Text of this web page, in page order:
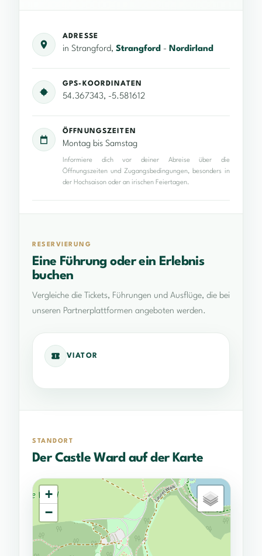
ADRESSE
in Strangford, Strangford - Nordirland
GPS-KOORDINATEN
54.367343, -5.581612
ÖFFNUNGSZEITEN
Montag bis Samstag
Informiere dich vor deiner Abreise über die
Öffnungszeiten und Zugangsbedingungen, besonders in
der Hochsaison oder an irischen Feiertagen.
RESERVIERUNG
Eine Führung oder ein Erlebnis
buchen
Vergleiche die Tickets, Führungen und Ausflüge, die bei
unseren Partnerplattformen angeboten werden.
VIATOR
STANDORT
Der Castle Ward auf der Karte
+
−